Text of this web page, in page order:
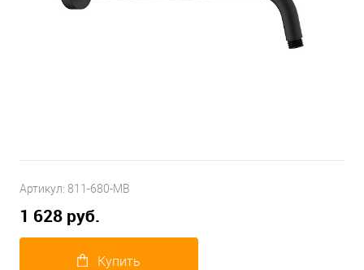
Артикул: 811-680-MB
1 628 руб.
Купить